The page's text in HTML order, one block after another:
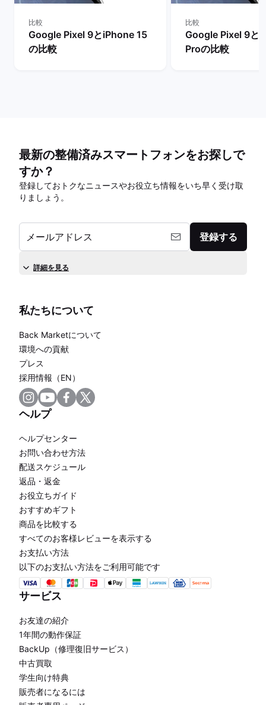
比較
Google Pixel 9とiPhone 15
の比較
比較
Google Pixel 9と
Proの比較
最新の整備済みスマートフォンをお探しで
すか？
登録しておトクなニュースやお役立ち情報をいち早く受け取
りましょう。
メールアドレス 登録する
詳細を見る
私たちについて
Back Marketについて
環境への貢献
プレス
採用情報（EN）
ヘルプ
ヘルプセンター
お問い合わせ方法
配送スケジュール
返品・返金
お役立ちガイド
おすすめギフト
商品を比較する
すべてのお客様レビューを表示する
お支払い方法
以下のお支払い方法をご利用可能です
サービス
お友達の紹介
1年間の動作保証
BackUp（修理復旧サービス）
中古買取
学生向け特典
販売者になるには